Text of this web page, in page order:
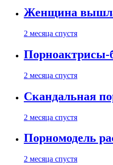
Женщина вышла
2 месяца спустя
Порноактрисы-
2 месяца спустя
Скандальная
2 месяца спустя
Порномодель
2 месяца спустя